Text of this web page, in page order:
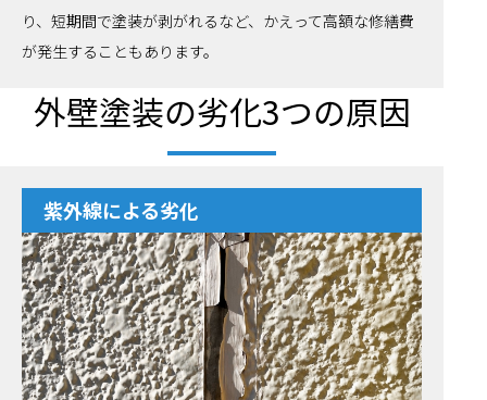
り、短期間で塗装が剥がれるなど、かえって高額な修繕費
が発生することもあります。
外壁塗装の劣化3つの原因
紫外線による劣化